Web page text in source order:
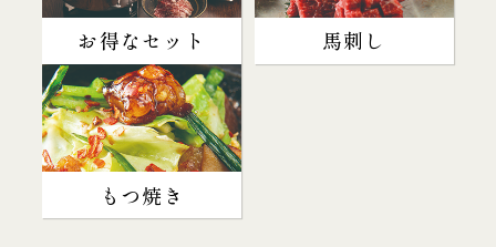
お得なセット 馬刺し
もつ焼き